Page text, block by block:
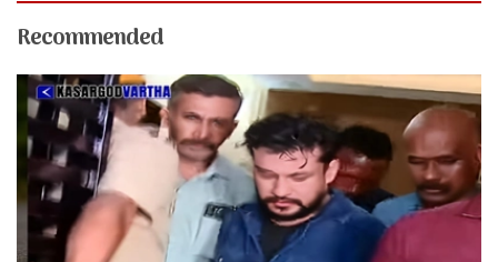
Recommended